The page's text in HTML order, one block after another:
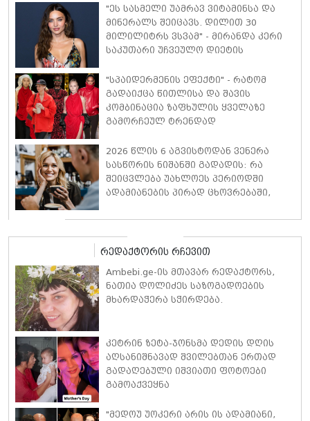
იშვიათ კომენტარს აკეთებს
"ეს სასმელი უამრავ ვიტამინსა და
მინერალს შეიცავს. დილით 30
მილილიტრს ვსვამ" - მირანდა კერი
საკუთარი უჩვეულო დიეტის
"სპაიდერმენის ეფექტი" - რატომ
გადაიქცა წითლისა და შავის
კომბინაცია ზაფხულის ყველაზე
გამორჩეულ ტრენდად
2026 წლის 6 აგვისტოდან ვენერა
სასწორის ნიშანში გადადის: რა
შეიცვლება უახლოეს პერიოდში
ადამიანების პირად ცხოვრებაში,
ურთიერთობებში
რედაქტორის რჩევით
Ambebi.ge-ის მთავარ რედაქტორს,
ნათია დოლიძეს საზოგადოების
მხარდაჭერა სჭირდება.
კეტრინ ზეტა-ჯონსმა დედის დღის
აღსანიშნავად შვილებთან ერთად
გადაღებული იშვიათი ფოტოები
გამოაქვეყნა
"მედოუ უოკერი არის ის ადამიანი,